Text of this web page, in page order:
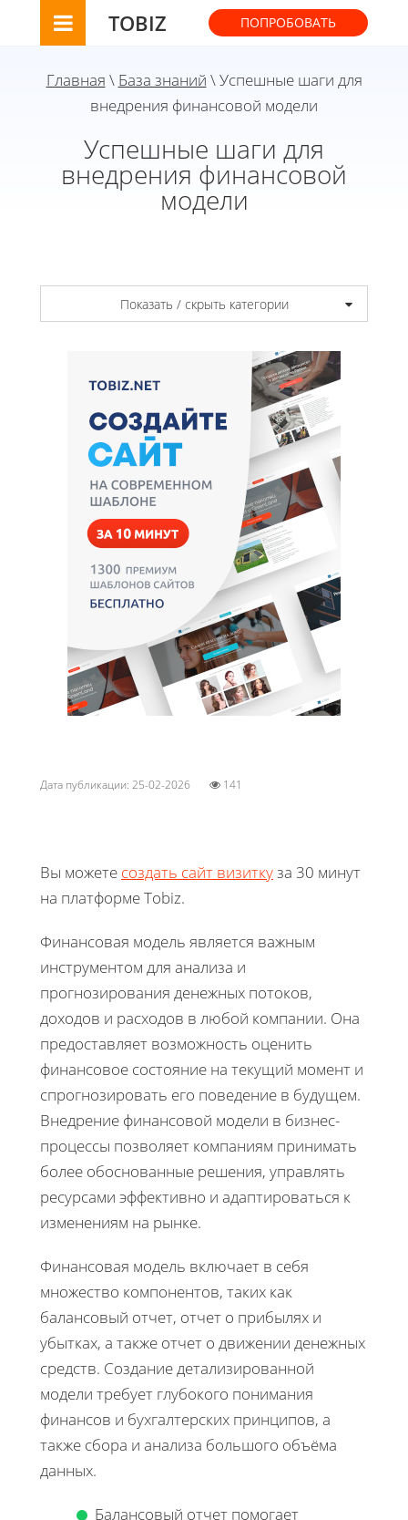
TOBIZ ПОПРОБОВАТЬ
Главная \ База знаний \ Успешные шаги для
внедрения финансовой модели
Успешные шаги для
внедрения финансовой
модели
Показать / скрыть категории
Дата публикации: 25-02-2026 141
Вы можете создать сайт визиткуза 30 минут
на платформе Tobiz.
Финансовая модель является важным
инструментом для анализа и
прогнозирования денежных потоков,
доходов и расходов в любой компании. Она
предоставляет возможность оценить
финансовое состояние на текущий момент и
спрогнозировать его поведение в будущем.
Внедрение финансовой модели в бизнес-
процессы позволяет компаниям принимать
более обоснованные решения, управлять
ресурсами эффективно и адаптироваться к
изменениям на рынке.
Финансовая модель включает в себя
множество компонентов, таких как
балансовый отчет, отчет о прибылях и
убытках, а также отчет о движении денежных
средств. Создание детализированной
модели требует глубокого понимания
финансов и бухгалтерских принципов, а
также сбора и анализа большого объёма
данных.
Балансовый отчет помогает